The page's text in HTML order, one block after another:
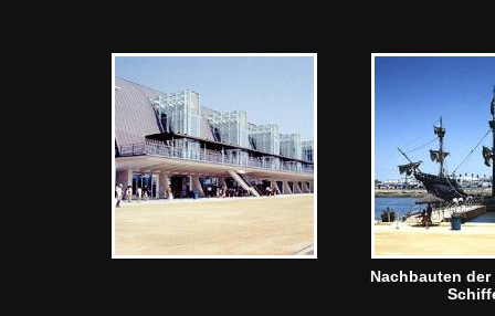
Nachbauten